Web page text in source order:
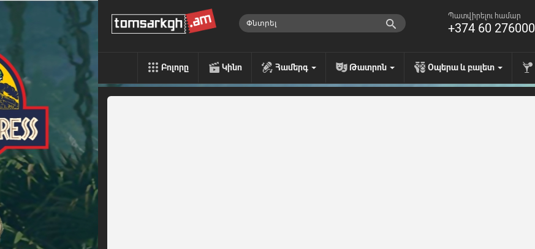
Պատվիրելու համար
+374 60 276000
Բոլորը Կինո Համերգ Թատրոն Օպերա և բալետ